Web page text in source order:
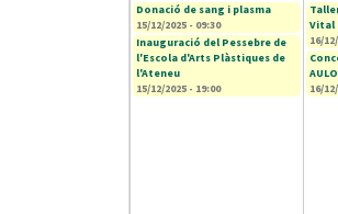
Donació de sang i plasma
15/12/2025 - 09:30
Inauguració del Pessebre de
l'Escola d'Arts Plàstiques de
l'Ateneu
15/12/2025 - 19:00
Vital
16/
16/